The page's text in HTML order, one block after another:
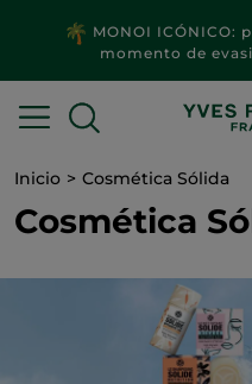
MONOI ICÓNICO:
momento de
Inicio Cosmética Sólida
Cosmética